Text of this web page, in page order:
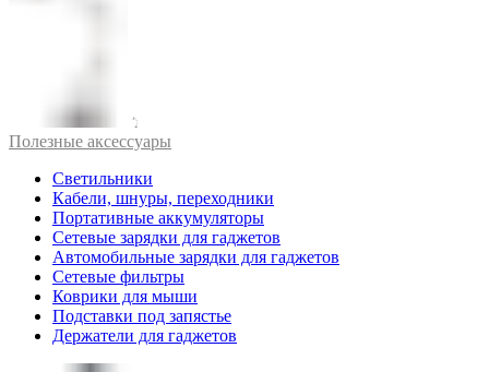
Полезные аксессуары
Светильники
Кабели, шнуры, переходники
Портативные аккумуляторы
Сетевые зарядки для гаджетов
Автомобильные зарядки для гаджетов
Сетевые фильтры
Коврики для мыши
Подставки под запястье
Держатели для гаджетов